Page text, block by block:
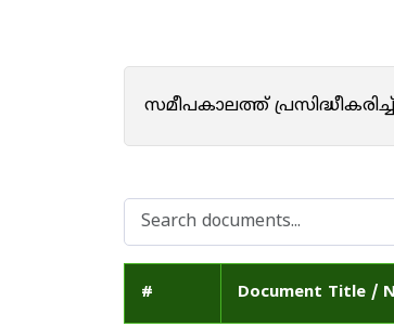
സമീപകാലത്ത് പ്രസിദ്ധീകരിച്ച്
# Document Title /